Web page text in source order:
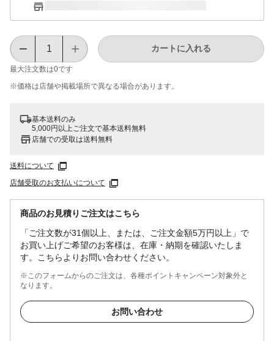
最大注文数は0です
カートに入れる
※価格は​店舗や​掲載場所で​異なる​場合が​あります。
基本送料のみ
5,000円以上ご注文で基本送料無料
店舗での受取は送料無料
送料について
店舗受取のお支払いについて
商品のお見積りご注文はこちら
「ご注文数が31個以上、または、ご注文金額5万円以上」で
お買い上げご希望のお客様は、在庫・納期を確認いたしま
す。こちらよりお問い合わせください。
※このフォームからのご注文は、各種ポイントキャンペーン対象外と
なります。
お問い合わせ